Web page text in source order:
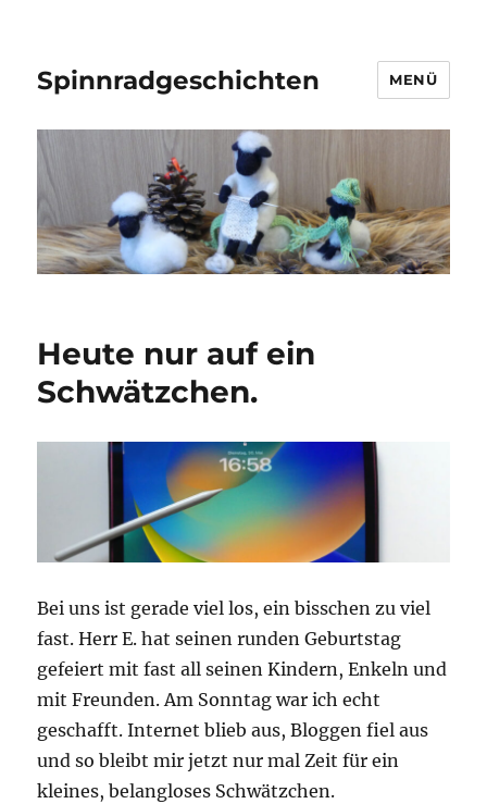
Spinnradgeschichten MENÜ
Heute nur auf ein
Schwätzchen.
Bei uns ist gerade viel los, ein bisschen zu viel
fast. Herr E. hat seinen runden Geburtstag
gefeiert mit fast all seinen Kindern, Enkeln und
mit Freunden. Am Sonntag war ich echt
geschafft. Internet blieb aus, Bloggen fiel aus
und so bleibt mir jetzt nur mal Zeit für ein
kleines, belangloses Schwätzchen.